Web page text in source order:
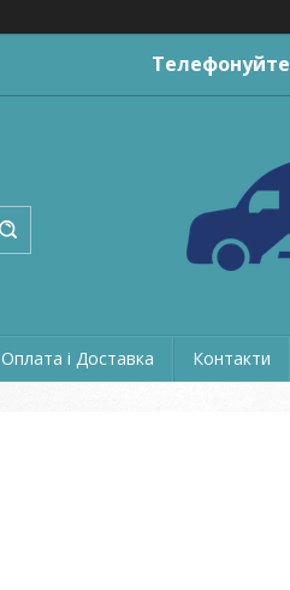
Телефонуйте
Оплата і Доставка Контакти